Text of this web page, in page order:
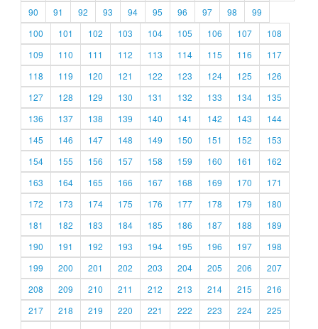
90
91 92 93 94 95 96 97 98
99
100
101 102 103 104 105 106 107
108
109
110 111 112 113 114 115 116
117
118
119 120 121 122 123 124 125
126
127
128 129 130 131 132 133 134
135
136
137 138 139 140 141 142 143
144
145
146 147 148 149 150 151 152
153
154
155 156 157 158 159 160 161
162
163
164 165 166 167 168 169 170
171
172
173 174 175 176 177 178 179
180
181
182 183 184 185 186 187 188
189
190
191 192 193 194 195 196 197
198
199
200 201 202 203 204 205 206
207
208
209 210 211 212 213 214 215
216
217
218 219 220 221 222 223 224
225